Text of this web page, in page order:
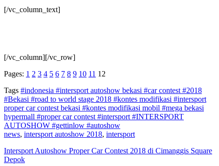
[/vc_column_text]
[/vc_column][/vc_row]
Pages: 1 2 3 4 5 6 7 8 9 10 11 12
Tags #indonesia #intersport autoshow bekasi #car contest #2018
#Bekasi #road to world stage 2018 #kontes modifikasi #intersport
proper car contest bekasi #kontes modifikasi mobil #mega bekasi
hypermall #proper car contest #intersport #INTERSPORT
AUTOSHOW #gettinlow #autoshow
news, intersport autoshow 2018, intersport
Intersport Autoshow Proper Car Contest 2018 di Cimanggis Square
Depok